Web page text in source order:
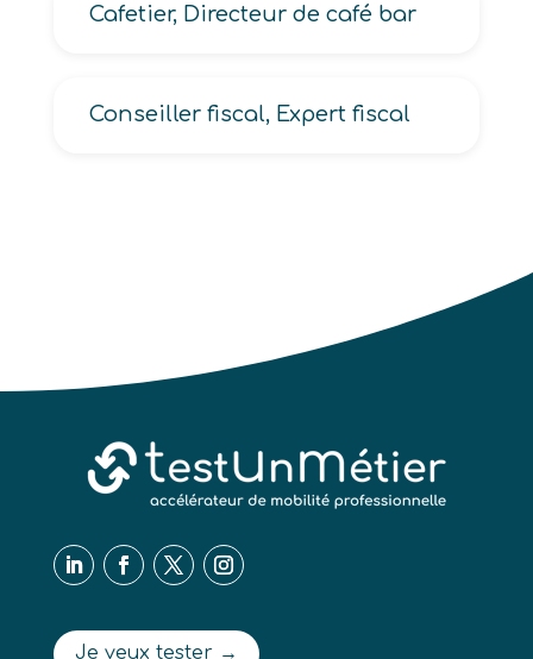
Cafetier, Directeur de café bar
Conseiller fiscal, Expert fiscal
Je veux tester →